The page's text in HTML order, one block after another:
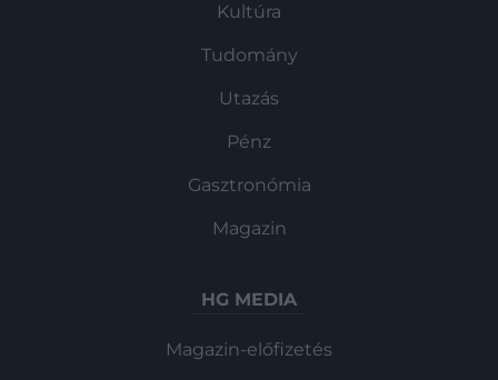
Kultúra
Tudomány
Utazás
Pénz
Gasztronómia
Magazin
HG MEDIA
Magazin-előfizetés